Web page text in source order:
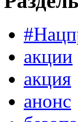
акции
акция
анонс